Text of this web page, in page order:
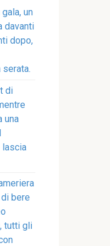
un
davanti
dopo,
di
una
lascia
bere
tutti gli